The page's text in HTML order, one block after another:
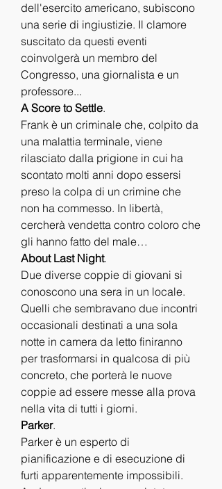
dell'esercito americano, subiscono
una serie di ingiustizie. Il clamore
suscitato da questi eventi
coinvolgerà un membro del
Congresso, una giornalista e un
professore...
A Score to Settle.
Frank è un criminale che, colpito da
una malattia terminale, viene
rilasciato dalla prigione in cui ha
scontato molti anni dopo essersi
preso la colpa di un crimine che
non ha commesso. In libertà,
cercherà vendetta contro coloro che
gli hanno fatto del male…
About Last Night.
Due diverse coppie di giovani si
conoscono una sera in un locale.
Quelli che sembravano due incontri
occasionali destinati a una sola
notte in camera da letto finiranno
per trasformarsi in qualcosa di più
concreto, che porterà le nuove
coppie ad essere messe alla prova
nella vita di tutti i giorni.
Parker.
Parker è un esperto di
pianificazione e di esecuzione di
furti apparentemente impossibili.